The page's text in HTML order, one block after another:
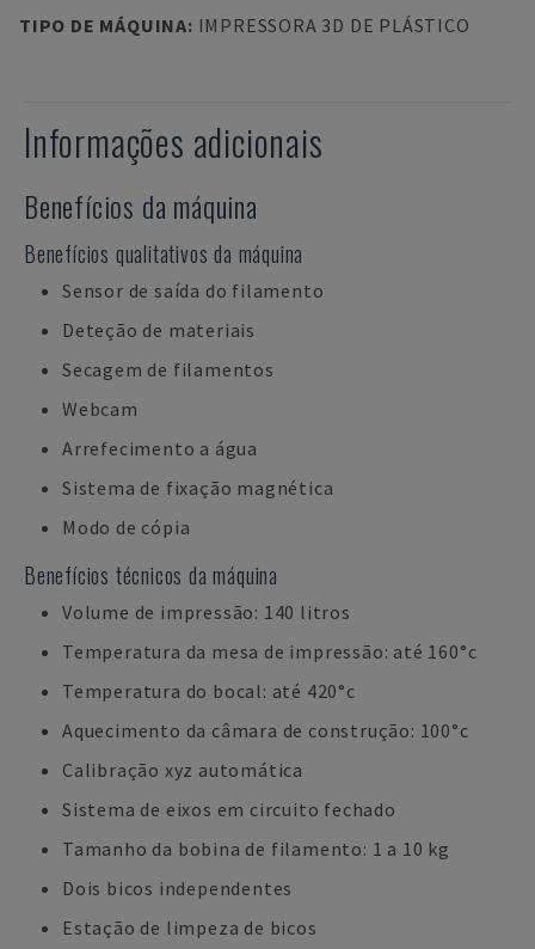
TIPO DE MÁQUINA: IMPRESSORA 3D DE PLÁSTICO
Informações adicionais
Benefícios da máquina
Benefícios qualitativos da máquina
Sensor de saída do filamento
Deteção de materiais
Secagem de filamentos
Webcam
Arrefecimento a água
Sistema de fixação magnética
Modo de cópia
Benefícios técnicos da máquina
Volume de impressão: 140 litros
Temperatura da mesa de impressão: até 160°c
Temperatura do bocal: até 420°c
Aquecimento da câmara de construção: 100°c
Calibração xyz automática
Sistema de eixos em circuito fechado
Tamanho da bobina de filamento: 1 a 10 kg
Dois bicos independentes
Estação de limpeza de bicos